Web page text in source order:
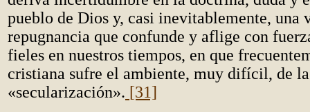
pueblo de Dios y, casi inevitablemente, una
repugnancia que confunde y aflige con
fieles en nuestros tiempos, en que
cristiana sufre el ambiente, muy difícil, de la
«secularización». [31]